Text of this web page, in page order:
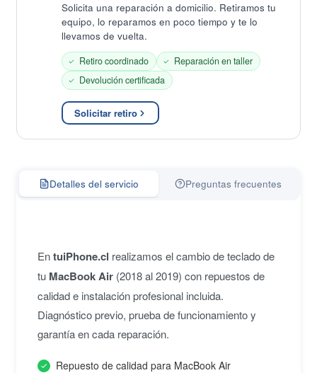
Solicita una reparación a domicilio. Retiramos tu
equipo, lo reparamos en poco tiempo y te lo
llevamos de vuelta.
Retiro coordinado
Reparación en taller
Devolución certificada
Solicitar retiro
Detalles del servicio Preguntas frecuentes
EntuiPhone.cl realizamos el cambio de teclado de
tu MacBook Air(2018 al 2019) con repuestos de
calidad e instalación profesional incluida.
Diagnóstico previo, prueba de funcionamiento y
garantía en cada reparación.
Repuesto de calidad para MacBook Air